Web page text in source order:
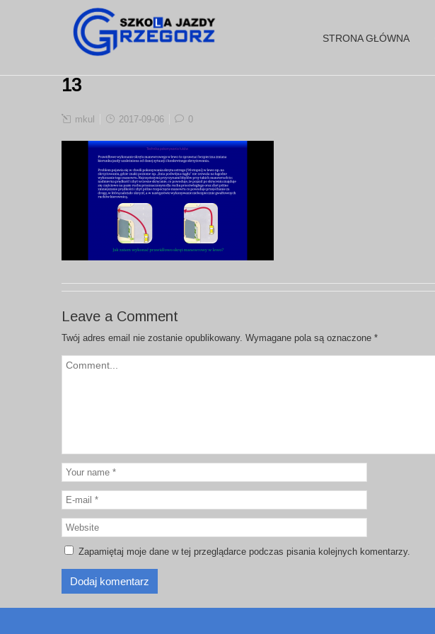
STRONA GŁÓWNA
13
mkul 2017-09-06 0
Leave a Comment
Twój adres email nie zostanie opublikowany. Wymagane pola są oznaczone *
Zapamiętaj moje dane w tej przeglądarce podczas pisania kolejnych komentarzy.